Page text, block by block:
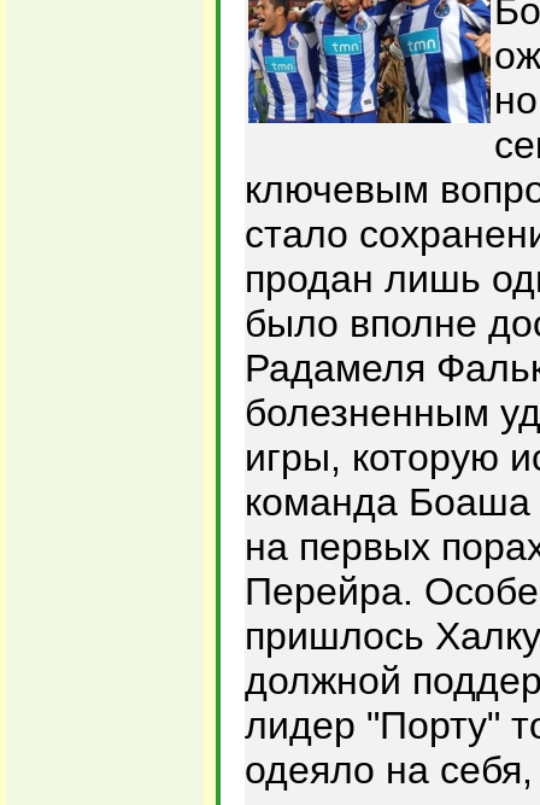
ключевым
стало
продан лишь
было вполне
Радамеля
болезненным
игры, которую
команда Боаша
на первых
Перейра.
пришлось
должной
лидер "Порту"
одеяло на